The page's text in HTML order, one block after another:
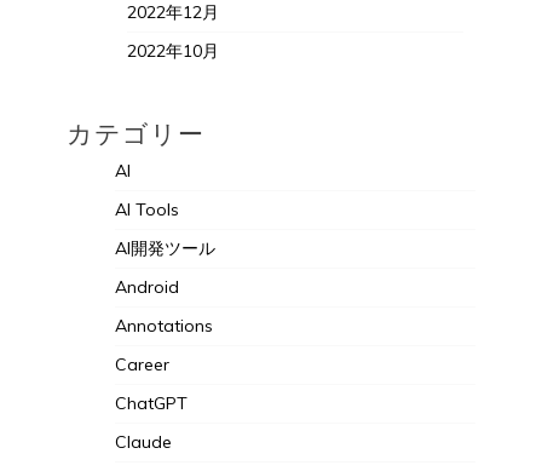
2022年12月
2022年10月
カテゴリー
AI
AI Tools
AI開発ツール
Android
Annotations
Career
ChatGPT
Claude